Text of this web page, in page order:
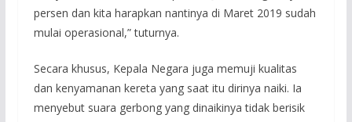
persen dan kita harapkan nantinya di Maret 2019 sudah
mulai operasional,” tuturnya.
Secara khusus, Kepala Negara juga memuji kualitas
dan kenyamanan kereta yang saat itu dirinya naiki. Ia
menyebut suara gerbong yang dinaikinya tidak berisik